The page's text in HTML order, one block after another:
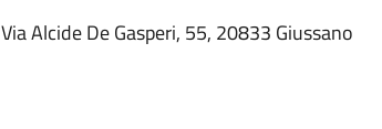
Via Alcide De Gasperi, 55, 20833 Giussano